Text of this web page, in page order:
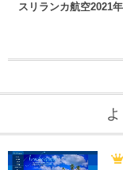
スリランカ航空2021